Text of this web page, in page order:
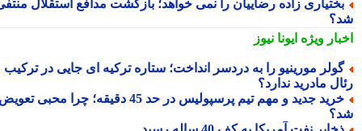
زاده رضاییان را نمی خواهد؛ بازگشت مدافع استقلال منتفی
ویژهایونا نیوز
مورینیو را به دردسر انداخت؛ ستاره ترکیه ای جایی در ترکیب
مادرید ندارد؟
خرید جدید و مهم تیم پرسپولیس در حد 45 دقیقه؛ چرا محبی تعویض